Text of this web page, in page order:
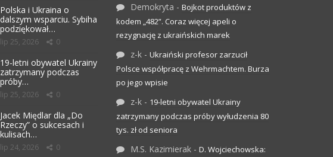
Polska i Ukraina o
dalszym wsparciu. Sybiha
podziękował…
lip 25, 2026 0
19-letni obywatel Ukrainy
zatrzymany podczas
próby…
lip 25, 2026 0
Jacek Międlar dla „Do
Rzeczy” o sukcesach i
kulisach…
lip 24, 2026 0
Demokryta - Bojkot produktów z
kodem „482”. Coraz więcej apeli o
rezygnację z ukraińskich marek
z-k - Ukraiński profesor zarzucił
Polsce współpracę z Wehrmachtem. Burza
po jego wpisie
z-k - 19-letni obywatel Ukrainy
zatrzymany podczas próby wyłudzenia 80
tys. zł od seniora
M.S. Kazimierak - D. Wojciechowska: